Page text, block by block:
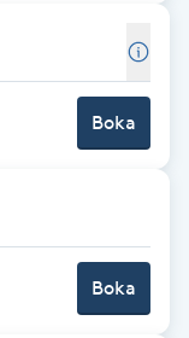
Boka
Boka